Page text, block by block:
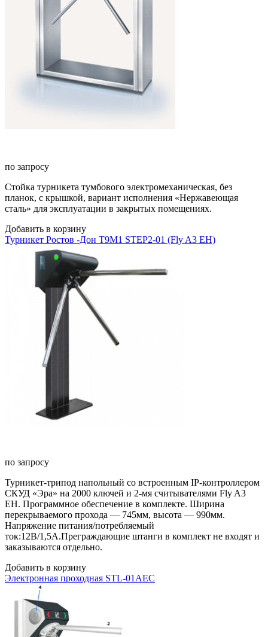
по запросу
Стойка турникета тумбового электромеханическая, без
планок, с крышкой, вариант исполнения «Нержавеющая
сталь» для эксплуатации в закрытых помещениях.
Добавить в корзину
Турникет Ростов -Дон Т9М1 STEP2-01 (Fly A3 EH)
по запросу
Турникет-трипод напольный со встроенным IP-контроллером
СКУД «Эра» на 2000 ключей и 2-мя считывателями Fly A3
EH. Программное обеспечение в комплекте. Ширина
перекрываемого прохода — 745мм, высота — 990мм.
Напряжение питания/потребляемый
ток:12В/1,5А.Преграждающие штанги в комплект не входят и
заказываются отдельно.
Добавить в корзину
Электронная проходная STL-01AEC